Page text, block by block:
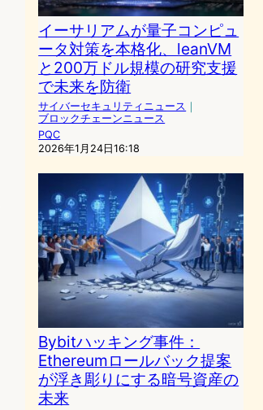
イーサリアムが量子コンピュ
ータ対策を本格化、leanVM
と200万ドル規模の研究支援
で未来を防衛
サイバーセキュリティニュース ｜
ブロックチェーンニュース
PQC
2026年1月24日16:18
Bybitハッキング事件：
Ethereumロールバック提案
が浮き彫りにする暗号資産の
未来